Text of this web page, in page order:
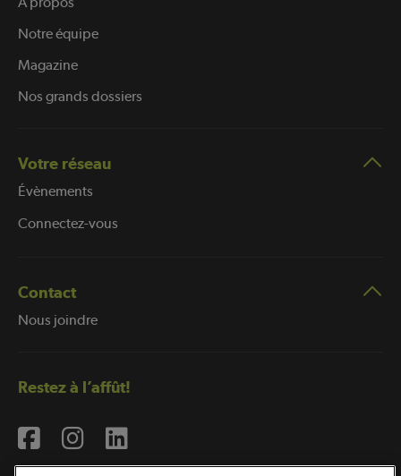
Notre équipe
Magazine
Nos grands dossiers
Votre réseau
Évènements
Connectez-vous
Contact
Nous joindre
Restez à l’affût!